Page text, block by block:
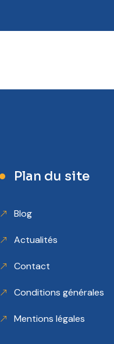
Plan du site
Blog
Actualités
Contact
Conditions générales
Mentions légales